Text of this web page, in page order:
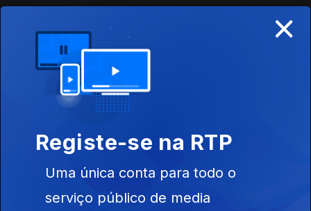
Diário Regional 08:30, 27/07/2026, Edição de
Celina Faria
27 jul. 2026
Diário Regional 18:00, 26/07/2026, Edição de
×
Registe-se na RTP
Uma única conta para todo o
serviço público de media